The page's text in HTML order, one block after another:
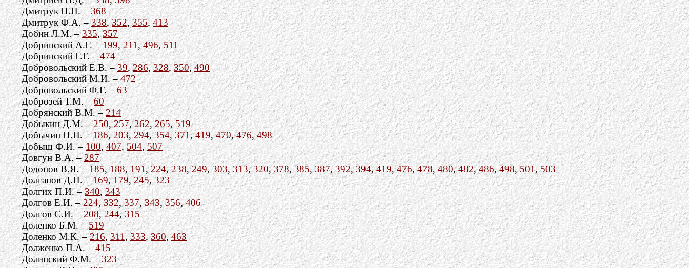
Дмитрук Н.Н. –368
Дмитрук Ф.А. –338,352,355,413
Добин Л.М. –335,357
Добринский А.Г. –199,211,496,511
Добринский Г.Г. –474
Добровольский Е.В. –39,286,328,350,490
Добровольский М.И. –472
Добровольский Ф.Г. –63
Доброзей Т.М. –60
Добрянский В.М. –214
Добыкин Д.М. –250,257,262,265,519
Добычин П.Н. –186,203,294,354,371,419,470,476,498
Добыш Ф.И. –100,407,504,507
Довгун В.А. –287
Додонов В.Я. –185,188,191,224,238,249,303,313,320,378,385,387,392,394,419,476,478,480,482,486,498,501,503
Долганов Д.Н. –169,179,245,323
Долгих П.И. –340,343
Долгов Е.И. –224,332,337,343,356,406
Долгов С.И. –208,244,315
Доленко Б.М. –519
Доленко М.К. –216,311,333,360,463
Долженко П.А. –415
Долинский Ф.М. –323